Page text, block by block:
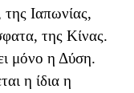
της Ιαπωνίας,
της Κίνας.
μόνο η Δύση.
η ίδια η